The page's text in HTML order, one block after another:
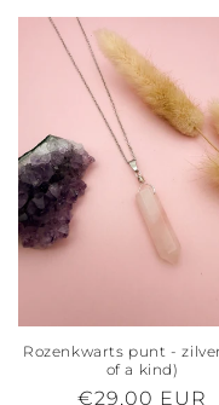
Rozenkwarts punt -
of a kind)
Normale
€29,00 EUR